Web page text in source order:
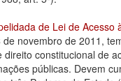
de Lei de Acesso
novembro de 2011,
direito constitucional de
públicas. Devem